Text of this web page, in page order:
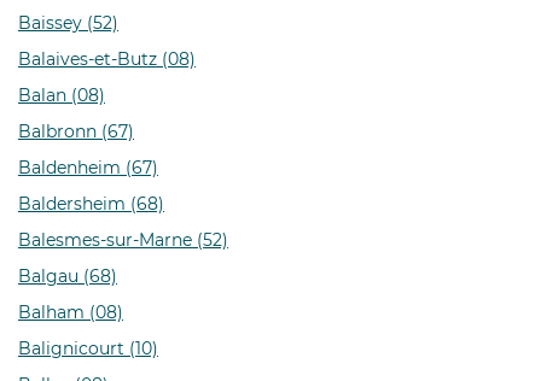
Baissey (52)
Balaives-et-Butz (08)
Balan (08)
Balbronn (67)
Baldenheim (67)
Baldersheim (68)
Balesmes-sur-Marne (52)
Balgau (68)
Balham (08)
Balignicourt (10)